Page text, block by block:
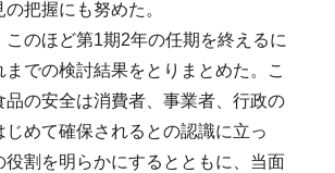
把握にも努めた。
のほど第1期2年の任期を終えるに
までの検討結果をとりまとめた。こ
品の安全は消費者、事業者、行政の
じめて確保されるとの認識に立っ
役割を明らかにするとともに、当面